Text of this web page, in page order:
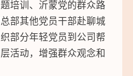
培训、沂蒙党的群众路
部其他党员干部赴聊城
部分年轻党员到公司帮
活动，增强群众观念和